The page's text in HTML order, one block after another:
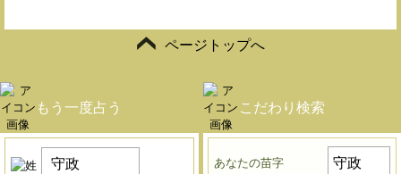
ページトップへ
もう一度占う こだわり検索
あなたの苗字